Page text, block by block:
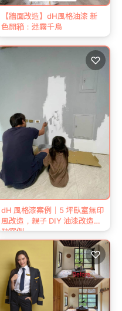
【牆面改造】dH風格油漆 新
色開箱：迷霧千鳥
dH 風格漆案例｜5 坪臥室無印
風改造，親子 DIY 油漆改造成
功案例
♡
♡